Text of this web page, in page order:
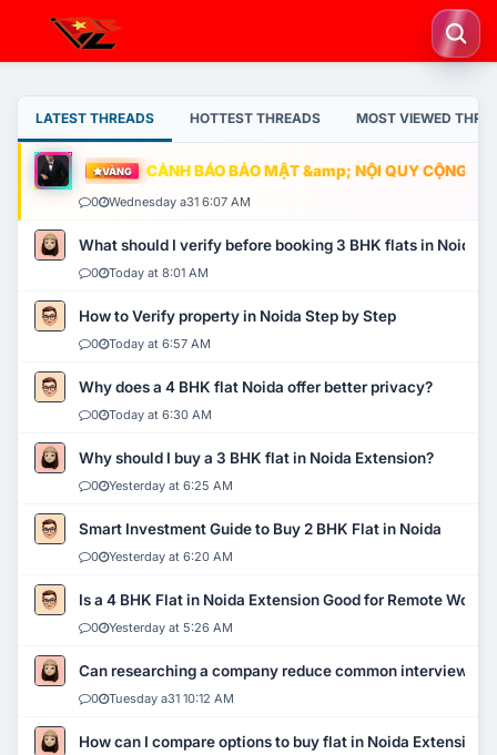
LATEST THREADS HOTTEST THREADS MOST VIEWED
VÀNG CẢNH BÁO BẢO MẬT &amp; NỘI QUY CỘNG
0 Wednesday a31 6:07 AM
What should I verify before booking 3 BHK flats in Noida?
0 Today at 8:01 AM
How to Verify property in Noida Step by Step
0 Today at 6:57 AM
Why does a 4 BHK flat Noida offer better privacy?
0 Today at 6:30 AM
Why should I buy a 3 BHK flat in Noida Extension?
0 Yesterday at 6:25 AM
Smart Investment Guide to Buy 2 BHK Flat in Noida
0 Yesterday at 6:20 AM
Is a 4 BHK Flat in Noida Extension Good for Remote Work?
0 Yesterday at 5:26 AM
Can researching a company reduce common interview
0 Tuesday a31 10:12 AM
How can I compare options to buy flat in Noida Extension?